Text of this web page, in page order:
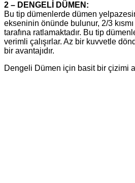
2 – DENGELİ DÜMEN:
Bu tip dümenlerde dümen
ekseninin önünde bulunur, 2/3
tarafına ratlamaktadır. Bu tip
verimli çalışırlar. Az bir kuvvetle
bir avantajıdır.
Dengeli Dümen için basit bir çizimi